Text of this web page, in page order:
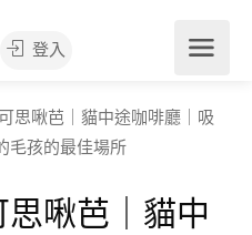
登入
思啾芭｜貓中途咖啡廳｜吸
毛孩的最佳場所
啾芭｜貓中